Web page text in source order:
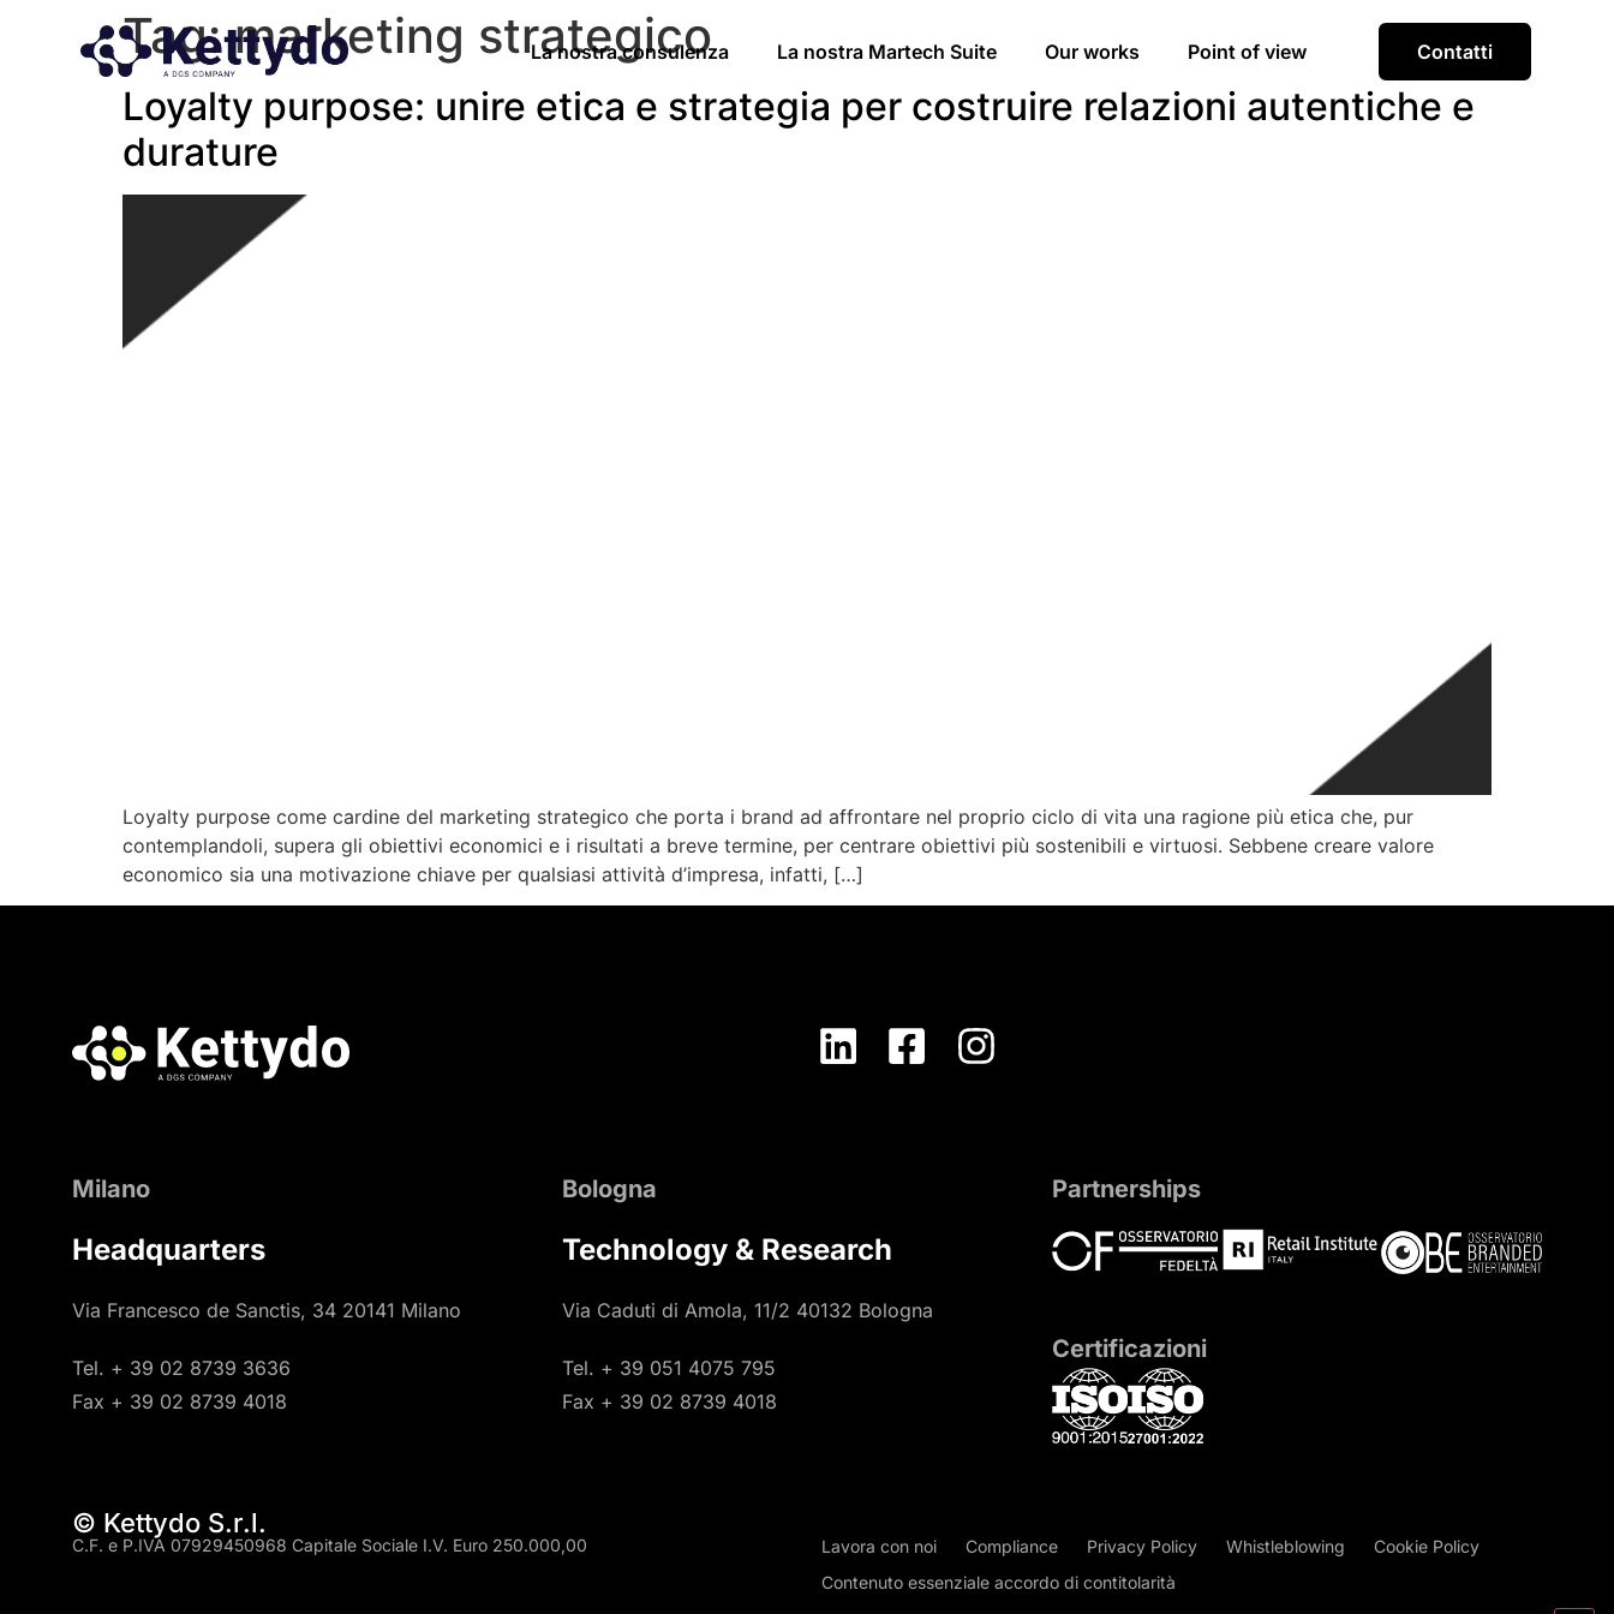
La nostra consulenza La nostra Martech Suite Our works Point of view Contatti
Tag:marketing strategico
Loyalty purpose: unire etica e strategia per costruire relazioni autentiche e
durature
Loyalty purpose come cardine del marketing strategico che porta i brand ad affrontare nel proprio ciclo di vita una ragione più etica che, pur
contemplandoli, supera gli obiettivi economici e i risultati a breve termine, per centrare obiettivi più sostenibili e virtuosi. Sebbene creare valore
economico sia una motivazione chiave per qualsiasi attività d’impresa, infatti, […]
Milano
Headquarters
Via Francesco de Sanctis, 34 20141 Milano
Tel. + 39 02 8739 3636
Fax + 39 02 8739 4018
Bologna
Technology & Research
Via Caduti di Amola, 11/2 40132 Bologna
Tel. + 39 051 4075 795
Fax + 39 02 8739 4018
Partnerships
Certificazioni
© Kettydo S.r.l.
C.F. e P.IVA 07929450968 Capitale Sociale I.V. Euro 250.000,00 Lavora con noi Compliance Privacy Policy Whistleblowing
Cookie Policy
Contenuto essenziale accordo di contitolarità